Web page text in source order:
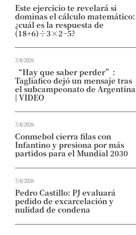
Este ejercicio te revelará si
dominas el cálculo matemático:
¿cuál es la respuesta de
(18+6)÷3×2−5?
7/8/2026
“Hay que saber perder”:
Tagliafico dejó un mensaje tras
el subcampeonato de Argentina
| VIDEO
7/8/2026
Conmebol cierra filas con
Infantino y presiona por más
partidos para el Mundial 2030
7/8/2026
Pedro Castillo: PJ evaluará
pedido de excarcelación y
nulidad de condena